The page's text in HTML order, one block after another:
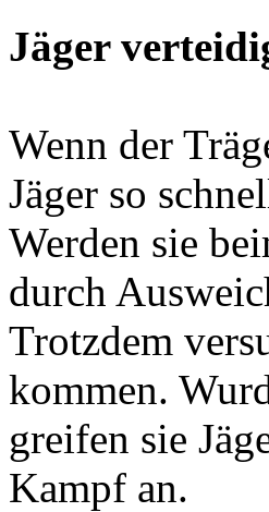
Jäger
Wenn der
Jäger so
Werden sie
durch
Trotzdem
kommen.
greifen sie
Kampf an.